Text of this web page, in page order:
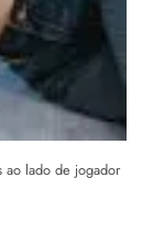
ao lado de jogador